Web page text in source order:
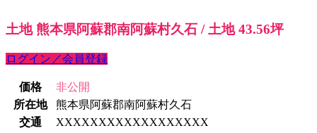
土地 熊本県阿蘇郡南阿蘇村久石 / 土地 43.56坪
ログイン／会員登録
価格
非公開
所在地
熊本県阿蘇郡南阿蘇村久石
交通
XXXXXXXXXXXXXXXXXX